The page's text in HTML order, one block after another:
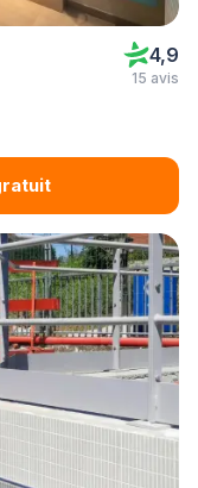
4,9
15 avis